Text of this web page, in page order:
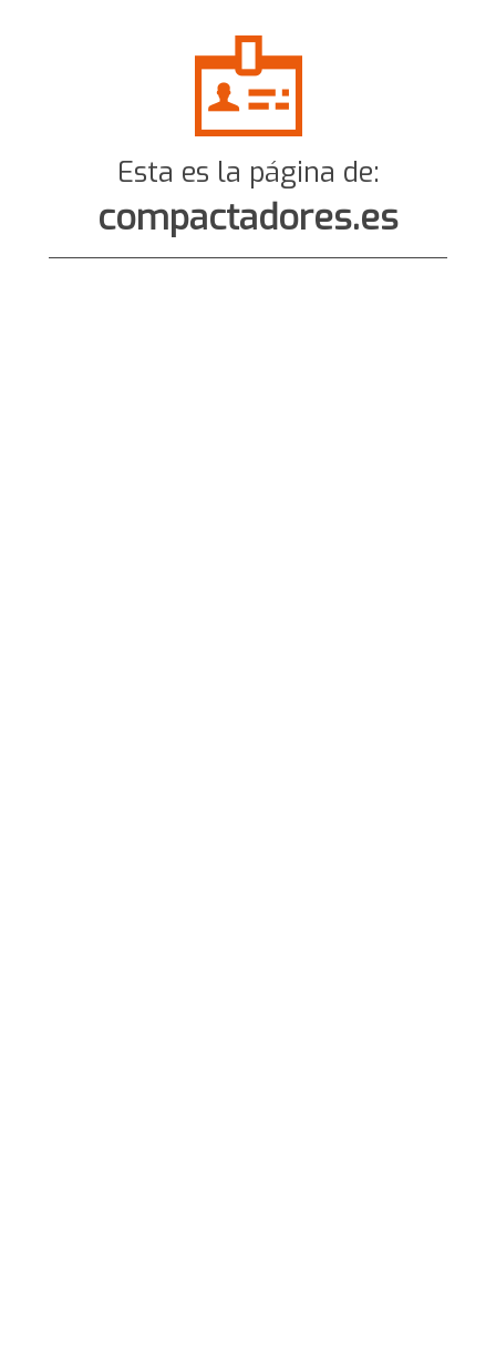
Esta es la página de:
compactadores.es